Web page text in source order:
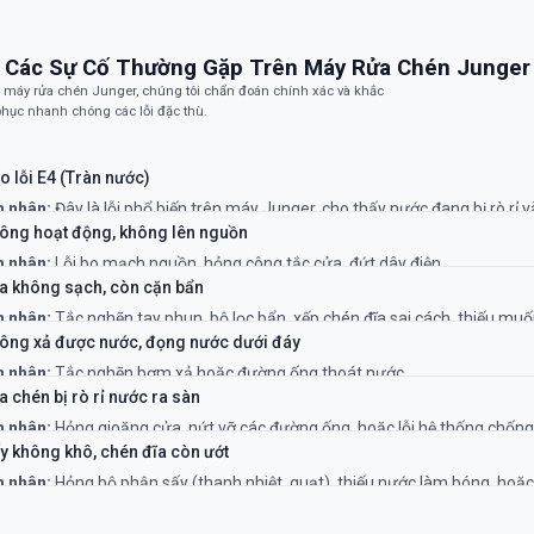
Các Sự Cố Thường Gặp Trên Máy Rửa Chén Junger
rửa chén Junger, chúng tôi chẩn đoán chính xác và khắc
nhanh chóng các lỗi đặc thù.
lỗi E4 (Tràn nước)
nhân: Đây là lỗi phổ biến trên máy Junger, cho thấy nước đang bị rò rỉ
kích hoạt phao chống tràn.
Cần ngắt nguồn điện ngay lập tức và gọi thợ chuyên nghiệp để kiểm
rò rỉ và xử lý an toàn.
hoạt động, không lên nguồn
nhân: Lỗi bo mạch nguồn, hỏng công tắc cửa, đứt dây điện.
Kiểm tra nguồn điện và cửa máy. Nếu không được, cần kỹ thuật viên
nghiệp kiểm tra bo mạch.
không sạch, còn cặn bẩn
nhân: Tắc nghẽn tay phun, bộ lọc bẩn, xếp chén đĩa sai cách, thiếu
Vệ sinh bộ lọc, tay phun, và xếp lại chén đĩa. Bổ sung muối/nước làm
xả được nước, đọng nước dưới đáy
nhân: Tắc nghẽn bơm xả hoặc đường ống thoát nước.
Kiểm tra và vệ sinh bộ lọc rác, kiểm tra ống thoát nước. Nếu vẫn bị,
đã hỏng.
chén bị rò rỉ nước ra sàn
nhân: Hỏng gioăng cửa, nứt vỡ các đường ống, hoặc lỗi hệ thống chống
Đây là lỗi nghiêm trọng cần gọi thợ ngay để tránh chập điện và hư
không khô, chén đĩa còn ướt
nhân: Hỏng bộ phận sấy (thanh nhiệt, quạt), thiếu nước làm bóng,